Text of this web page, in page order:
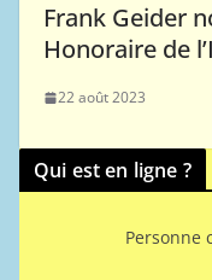
Frank Geider
Honoraire de
22 août 2023
Qui est en ligne ?
Personne